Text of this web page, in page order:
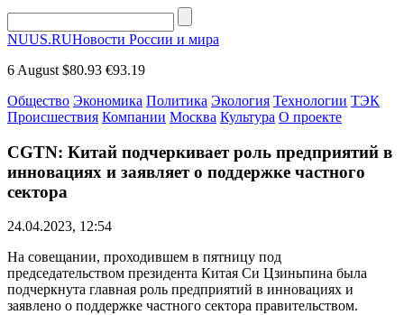
NUUS.RUНовости России и мира
6 August $80.93 €93.19
Общество Экономика Политика Экология Технологии ТЭК
Происшествия Компании Москва Культура О проекте
CGTN: Китай подчеркивает роль предприятий в
инновациях и заявляет о поддержке частного
сектора
24.04.2023, 12:54
На совещании, проходившем в пятницу под
председательством президента Китая Си Цзиньпина была
подчеркнута главная роль предприятий в инновациях и
заявлено о поддержке частного сектора правительством.